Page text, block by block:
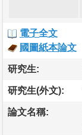
電子全文
國圖紙本論文
研究生:
研究生(外文):
論文名稱: